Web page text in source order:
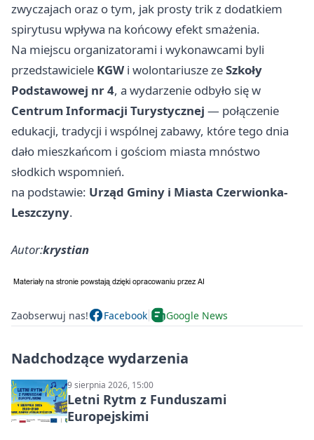
zwyczajach oraz o tym, jak prosty trik z dodatkiem
spirytusu wpływa na końcowy efekt smażenia.
Na miejscu organizatorami i wykonawcami byli
przedstawiciele KGW i wolontariusze zeSzkoły
Podstawowej nr 4, a wydarzenie odbyło się w
Centrum Informacji Turystycznej — połączenie
edukacji, tradycji i wspólnej zabawy, które tego dnia
dało mieszkańcom i gościom miasta mnóstwo
słodkich wspomnień.
na podstawie: Urząd Gminy i Miasta Czerwionka-
Leszczyny.
Autor:krystian
Zaobserwuj nas! Facebook Google News
Nadchodzące wydarzenia
9 sierpnia 2026, 15:00
Letni Rytm z Funduszami
Europejskimi